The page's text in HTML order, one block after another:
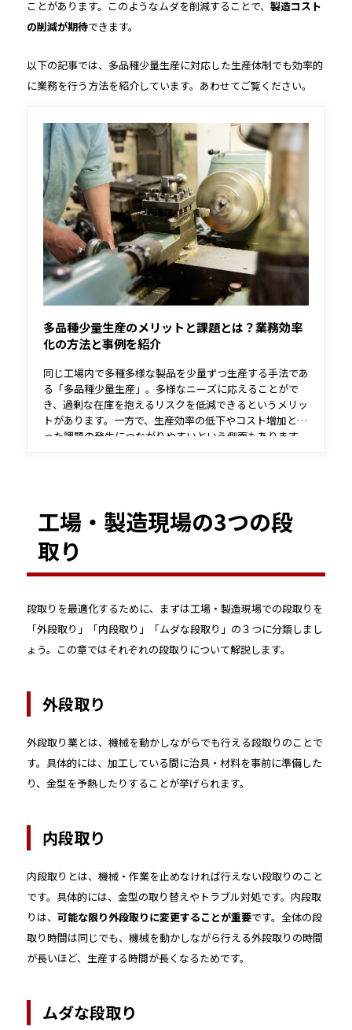
ことがあります。このようなムダを削減することで、 製造コスト
の削減が期待できます。
以下の記事では、多品種少量生産に対応した生産体制でも効率的
に業務を行う方法を紹介しています。あわせてご覧ください。
多品種少量生産のメリットと課題とは？業務効率
化の方法と事例を紹介
同じ工場内で多種多様な製品を少量ずつ生産する手法であ
る「多品種少量生産」。多様なニーズに応えることがで
き、過剰な在庫を抱えるリスクを低減できるというメリッ
トがあります。一方で、生産効率の低下やコスト増加とい
った課題の発生につながりやすいという側面もあります。
工場・製造現場の3つの段
取り
段取りを最適化するために、まずは工場・製造現場での段取りを
「外段取り」「内段取り」「ムダな段取り」の３つに分類しまし
ょう。この章ではそれぞれの段取りについて解説します。
外段取り
外段取り業とは、機械を動かしながらでも行える段取りのことで
す。具体的には、加工している間に治具・材料を事前に準備した
り、金型を予熱したりすることが挙げられます。
内段取り
内段取りとは、機械・作業を止めなければ行えない段取りのこと
です。具体的には、金型の取り替えやトラブル対処です。内段取
りは、 可能な限り外段取りに変更することが重要です。全体の段
取り時間は同じでも、機械を動かしながら行える外段取りの時間
が長いほど、生産する時間が長くなるためです。
ムダな段取り